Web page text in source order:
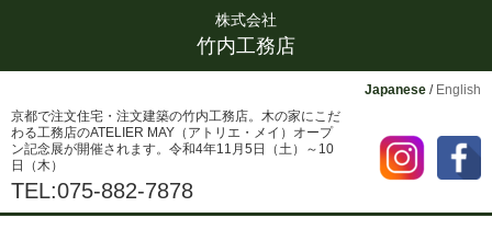
株式会社
竹内工務店
Japanese / English
京都で注文住宅・注文建築の竹内工務店。木の家にこだ
わる工務店のATELIER MAY（アトリエ・メイ）オープ
ン記念展が開催されます。令和4年11月5日（土）～10
日（木）
TEL:075-882-7878